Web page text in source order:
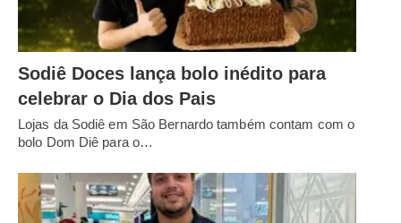
Sodiê Doces lança bolo inédito para
celebrar o Dia dos Pais
Lojas da Sodiê em São Bernardo também contam com o
bolo Dom Diê para o…